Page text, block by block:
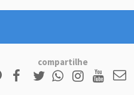
compartilhe